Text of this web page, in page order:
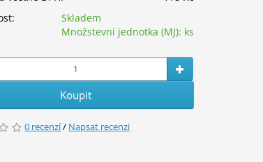
Skladem
Množstevní jednotka (MJ): ks
Koupit
0 recenzí/ Napsat recenzi